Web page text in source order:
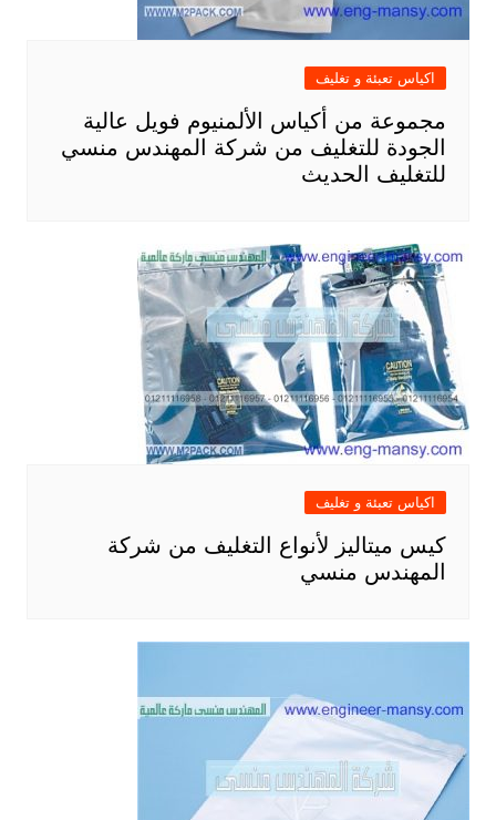
اكياس تعبئة و تغليف
مجموعة من أكياس الألمنيوم فويل عالية
الجودة للتغليف من شركة المهندس منسي
للتغليف الحديث
اكياس تعبئة و تغليف
كيس ميتاليز لأنواع التغليف من شركة
المهندس منسي